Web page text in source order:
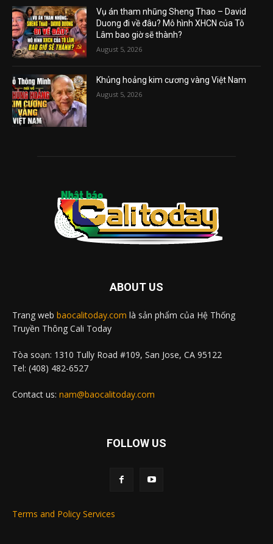
Vụ án tham nhũng Sheng Thao – David
Duong đi về đâu? Mô hình XHCN của Tô
Lâm bao giờ sẽ thành?
August 5, 2026
Khủng hoảng kim cương vàng Việt Nam
August 5, 2026
ABOUT US
Trang web baocalitoday.com là sản phẩm của Hệ Thống
Truyền Thông Cali Today
Tòa soạn: 1310 Tully Road #109, San Jose, CA 95122
Tel: (408) 482-6527
Contact us: nam@baocalitoday.com
FOLLOW US
Terms and Policy Services